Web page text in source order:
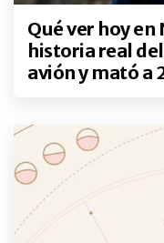
Qué ver hoy
historia real
avión y mató a